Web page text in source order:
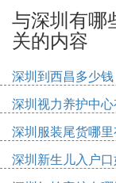
办高中浮动更
持在一二名的
外语实验均有明
此外值得关注
招生，也有传
据最新学校反馈
1年一所首届招
就是盐田区梅
与深圳有哪
关的内容
深圳到西昌多少钱
深圳视力养护中
深圳服装尾货哪
深圳新生儿入户
申请